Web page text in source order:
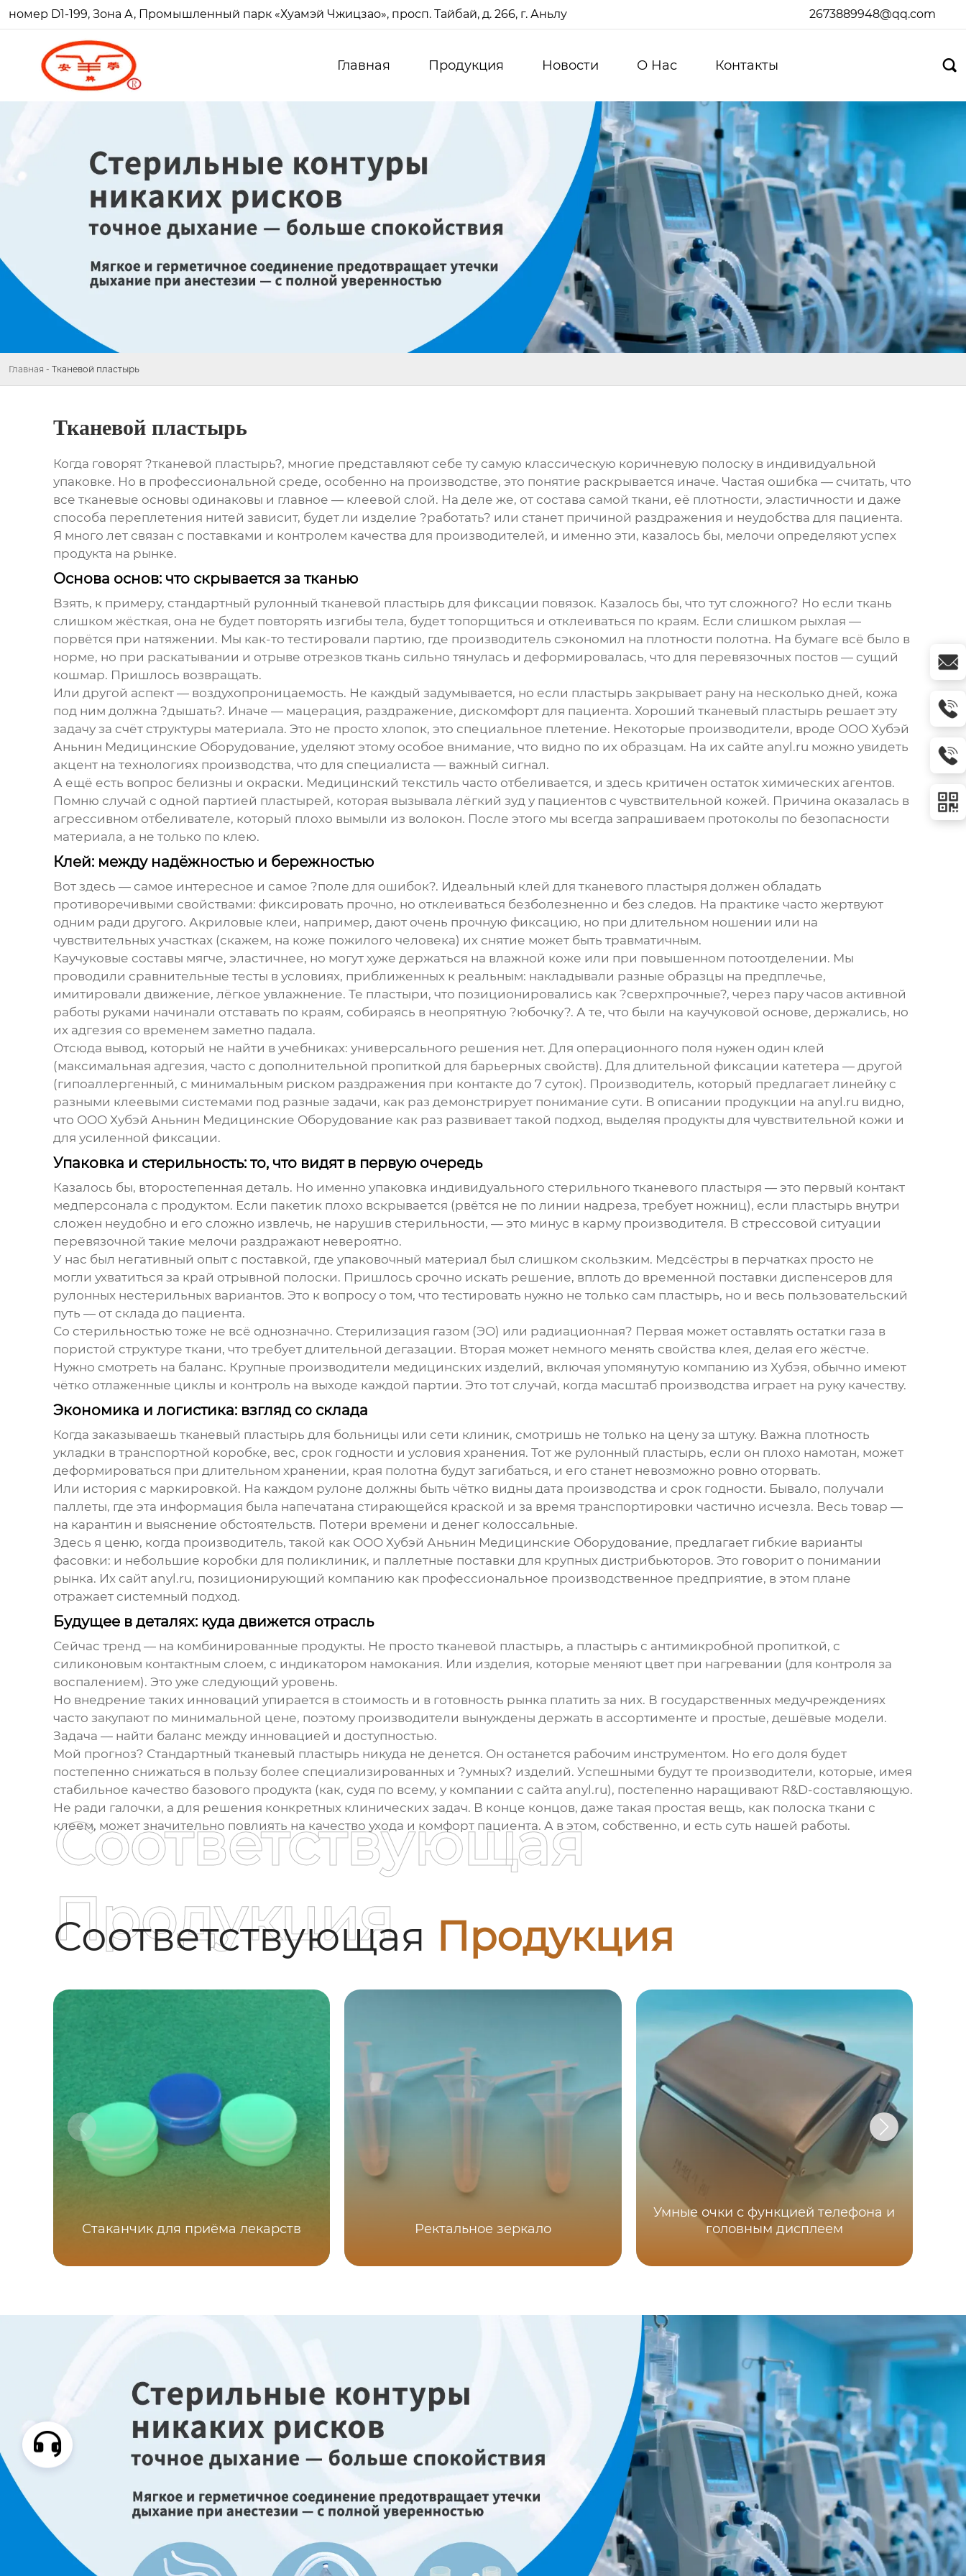
номер D1-199, Зона А, Промышленный парк «Хуамэй Чжицзао», просп. Тайбай, д. 266, г. Аньлу 2673889948@qq.com
Главная Продукция Новости О Hас Контакты 
Главная - Тканевой пластырь
Тканевой пластырь
Когда говорят ?тканевой пластырь?, многие представляют себе ту самую классическую коричневую полоску в индивидуальной
упаковке. Но в профессиональной среде, особенно на производстве, это понятие раскрывается иначе. Частая ошибка — считать, что
все тканевые основы одинаковы и главное — клеевой слой. На деле же, от состава самой ткани, её плотности, эластичности и даже
способа переплетения нитей зависит, будет ли изделие ?работать? или станет причиной раздражения и неудобства для пациента.
Я много лет связан с поставками и контролем качества для производителей, и именно эти, казалось бы, мелочи определяют успех
продукта на рынке.
Основа основ: что скрывается за тканью
Взять, к примеру, стандартный рулонный тканевой пластырь для фиксации повязок. Казалось бы, что тут сложного? Но если ткань
слишком жёсткая, она не будет повторять изгибы тела, будет топорщиться и отклеиваться по краям. Если слишком рыхлая —
порвётся при натяжении. Мы как-то тестировали партию, где производитель сэкономил на плотности полотна. На бумаге всё было в
норме, но при раскатывании и отрыве отрезков ткань сильно тянулась и деформировалась, что для перевязочных постов — сущий
кошмар. Пришлось возвращать.
Или другой аспект — воздухопроницаемость. Не каждый задумывается, но если пластырь закрывает рану на несколько дней, кожа
под ним должна ?дышать?. Иначе — мацерация, раздражение, дискомфорт для пациента. Хороший тканевый пластырь решает эту
задачу за счёт структуры материала. Это не просто хлопок, это специальное плетение. Некоторые производители, вроде ООО Хубэй
Аньнин Медицинские Оборудование, уделяют этому особое внимание, что видно по их образцам. На их сайте anyl.ru можно увидеть
акцент на технологиях производства, что для специалиста — важный сигнал.
А ещё есть вопрос белизны и окраски. Медицинский текстиль часто отбеливается, и здесь критичен остаток химических агентов.
Помню случай с одной партией пластырей, которая вызывала лёгкий зуд у пациентов с чувствительной кожей. Причина оказалась в
агрессивном отбеливателе, который плохо вымыли из волокон. После этого мы всегда запрашиваем протоколы по безопасности
материала, а не только по клею.
Клей: между надёжностью и бережностью
Вот здесь — самое интересное и самое ?поле для ошибок?. Идеальный клей для тканевого пластыря должен обладать
противоречивыми свойствами: фиксировать прочно, но отклеиваться безболезненно и без следов. На практике часто жертвуют
одним ради другого. Акриловые клеи, например, дают очень прочную фиксацию, но при длительном ношении или на
чувствительных участках (скажем, на коже пожилого человека) их снятие может быть травматичным.
Каучуковые составы мягче, эластичнее, но могут хуже держаться на влажной коже или при повышенном потоотделении. Мы
проводили сравнительные тесты в условиях, приближенных к реальным: накладывали разные образцы на предплечье,
имитировали движение, лёгкое увлажнение. Те пластыри, что позиционировались как ?сверхпрочные?, через пару часов активной
работы руками начинали отставать по краям, собираясь в неопрятную ?юбочку?. А те, что были на каучуковой основе, держались, но
их адгезия со временем заметно падала.
Отсюда вывод, который не найти в учебниках: универсального решения нет. Для операционного поля нужен один клей
(максимальная адгезия, часто с дополнительной пропиткой для барьерных свойств). Для длительной фиксации катетера — другой
(гипоаллергенный, с минимальным риском раздражения при контакте до 7 суток). Производитель, который предлагает линейку с
разными клеевыми системами под разные задачи, как раз демонстрирует понимание сути. В описании продукции на anyl.ru видно,
что ООО Хубэй Аньнин Медицинские Оборудование как раз развивает такой подход, выделяя продукты для чувствительной кожи и
для усиленной фиксации.
Упаковка и стерильность: то, что видят в первую очередь
Казалось бы, второстепенная деталь. Но именно упаковка индивидуального стерильного тканевого пластыря — это первый контакт
медперсонала с продуктом. Если пакетик плохо вскрывается (рвётся не по линии надреза, требует ножниц), если пластырь внутри
сложен неудобно и его сложно извлечь, не нарушив стерильности, — это минус в карму производителя. В стрессовой ситуации
перевязочной такие мелочи раздражают невероятно.
У нас был негативный опыт с поставкой, где упаковочный материал был слишком скользким. Медсёстры в перчатках просто не
могли ухватиться за край отрывной полоски. Пришлось срочно искать решение, вплоть до временной поставки диспенсеров для
рулонных нестерильных вариантов. Это к вопросу о том, что тестировать нужно не только сам пластырь, но и весь пользовательский
путь — от склада до пациента.
Со стерильностью тоже не всё однозначно. Стерилизация газом (ЭО) или радиационная? Первая может оставлять остатки газа в
пористой структуре ткани, что требует длительной дегазации. Вторая может немного менять свойства клея, делая его жёстче.
Нужно смотреть на баланс. Крупные производители медицинских изделий, включая упомянутую компанию из Хубэя, обычно имеют
чётко отлаженные циклы и контроль на выходе каждой партии. Это тот случай, когда масштаб производства играет на руку качеству.
Экономика и логистика: взгляд со склада
Когда заказываешь тканевый пластырь для больницы или сети клиник, смотришь не только на цену за штуку. Важна плотность
укладки в транспортной коробке, вес, срок годности и условия хранения. Тот же рулонный пластырь, если он плохо намотан, может
деформироваться при длительном хранении, края полотна будут загибаться, и его станет невозможно ровно оторвать.
Или история с маркировкой. На каждом рулоне должны быть чётко видны дата производства и срок годности. Бывало, получали
паллеты, где эта информация была напечатана стирающейся краской и за время транспортировки частично исчезла. Весь товар —
на карантин и выяснение обстоятельств. Потери времени и денег колоссальные.
Здесь я ценю, когда производитель, такой как ООО Хубэй Аньнин Медицинские Оборудование, предлагает гибкие варианты
фасовки: и небольшие коробки для поликлиник, и паллетные поставки для крупных дистрибьюторов. Это говорит о понимании
рынка. Их сайт anyl.ru, позиционирующий компанию как профессиональное производственное предприятие, в этом плане
отражает системный подход.
Будущее в деталях: куда движется отрасль
Сейчас тренд — на комбинированные продукты. Не просто тканевой пластырь, а пластырь с антимикробной пропиткой, с
силиконовым контактным слоем, с индикатором намокания. Или изделия, которые меняют цвет при нагревании (для контроля за
воспалением). Это уже следующий уровень.
Но внедрение таких инноваций упирается в стоимость и в готовность рынка платить за них. В государственных медучреждениях
часто закупают по минимальной цене, поэтому производители вынуждены держать в ассортименте и простые, дешёвые модели.
Задача — найти баланс между инновацией и доступностью.
Мой прогноз? Стандартный тканевый пластырь никуда не денется. Он останется рабочим инструментом. Но его доля будет
постепенно снижаться в пользу более специализированных и ?умных? изделий. Успешными будут те производители, которые, имея
стабильное качество базового продукта (как, судя по всему, у компании с сайта anyl.ru), постепенно наращивают R&D-составляющую.
Не ради галочки, а для решения конкретных клинических задач. В конце концов, даже такая простая вещь, как полоска ткани с
клеем, может значительно повлиять на качество ухода и комфорт пациента. А в этом, собственно, и есть суть нашей работы.
Соответствующая Продукция
Соответствующая
Продукция
Стаканчик для приёма лекарств Ректальное зеркало
Умные очки с функцией телефона и
головным дисплеем